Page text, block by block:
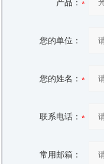
产品：
您的单位：
您的姓名：
联系电话：
常用邮箱：